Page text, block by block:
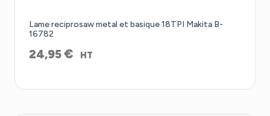
Lame reciprosaw metal et basique 18TPI Makita B-
16782
24,95€ HT